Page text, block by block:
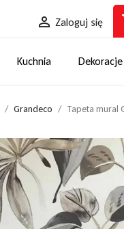
 Zaloguj się
Kuchnia Dekoracje
Grandeco Tapeta mural